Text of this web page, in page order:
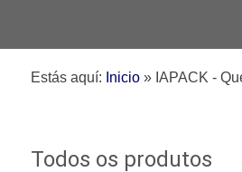
Estás aquí: Inicio » IAPACK -
Todos os produtos